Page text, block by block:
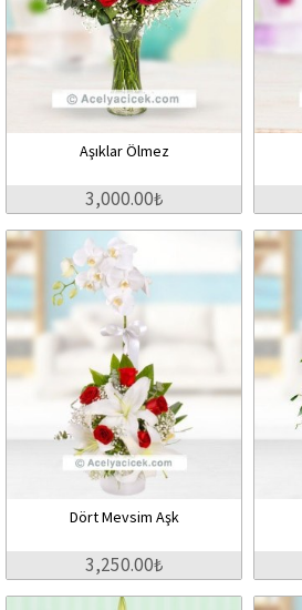
Aşıklar Ölmez
3,000.00₺
Dört Mevsim Aşk
3,250.00₺